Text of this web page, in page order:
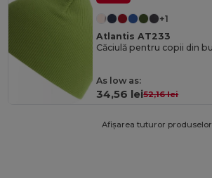
+1
Atlantis AT233
As low as:
34,56 lei52,16 lei
Afișarea tuturor produselor.